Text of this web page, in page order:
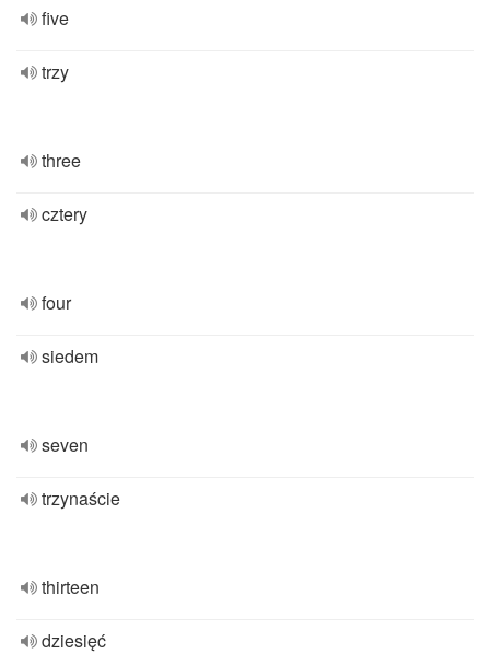
five
trzy
three
cztery
four
siedem
seven
trzynaście
thirteen
dziesięć